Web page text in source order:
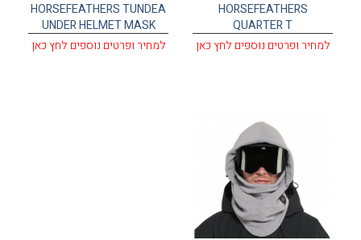
HORSEFEATHERS
QUARTER T
למחיר ופרטים נוספים לחץ כאן
HORSEFEATHERS TUNDEA
UNDER HELMET MASK
למחיר ופרטים נוספים לחץ כאן